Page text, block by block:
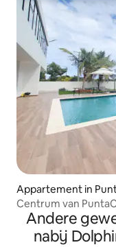
Appartement in
Centrum van
Andere
nabij